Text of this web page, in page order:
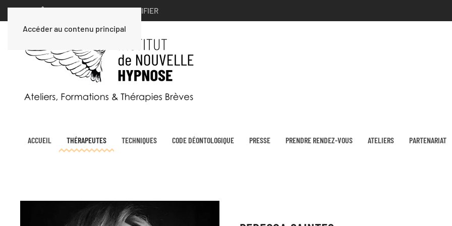
Accéder au contenu principal
VOUS ÊTES UN PARTICULIER ∣MODIFIER
ACCUEIL THÉRAPEUTES TECHNIQUES CODE DÉONTOLOGIQUE PRESSE PRENDRE RENDEZ-VOUS ATELIERS PARTENARIAT